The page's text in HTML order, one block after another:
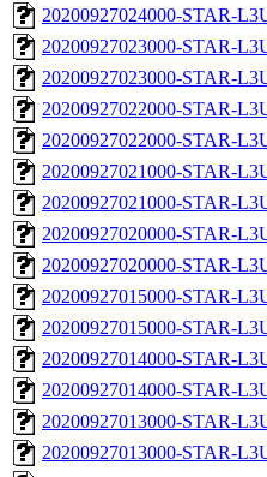
20200927024000-STAR-
20200927023000-STAR-
20200927023000-STAR-
20200927022000-STAR-
20200927022000-STAR-
20200927021000-STAR-
20200927021000-STAR-
20200927020000-STAR-
20200927020000-STAR-
20200927015000-STAR-
20200927015000-STAR-
20200927014000-STAR-
20200927014000-STAR-
20200927013000-STAR-
20200927013000-STAR-